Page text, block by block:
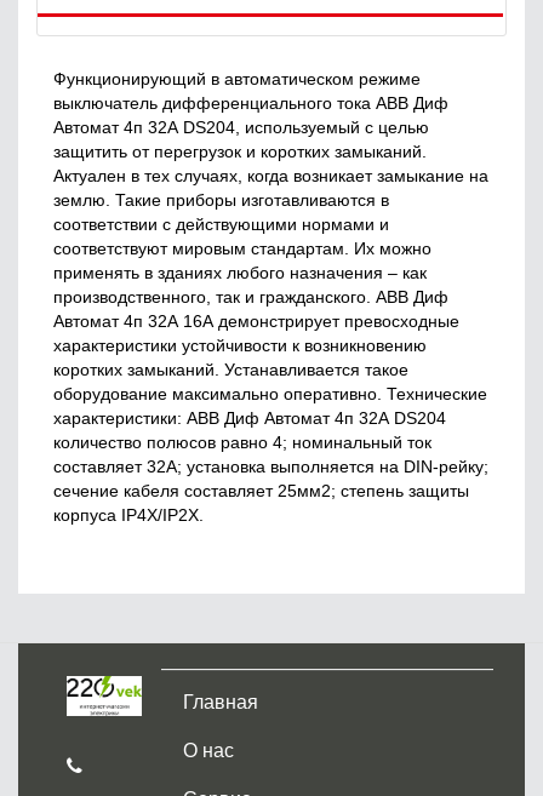
Функционирующий в автоматическом режиме
выключатель дифференциального тока ABB Диф
Автомат 4п 32А DS204, используемый с целью
защитить от перегрузок и коротких замыканий.
Актуален в тех случаях, когда возникает замыкание на
землю. Такие приборы изготавливаются в
соответствии с действующими нормами и
соответствуют мировым стандартам. Их можно
применять в зданиях любого назначения – как
производственного, так и гражданского. ABB Диф
Автомат 4п 32А 16А демонстрирует превосходные
характеристики устойчивости к возникновению
коротких замыканий. Устанавливается такое
оборудование максимально оперативно. Технические
характеристики: ABB Диф Автомат 4п 32А DS204
количество полюсов равно 4; номинальный ток
составляет 32А; установка выполняется на DIN-рейку;
сечение кабеля составляет 25мм2; степень защиты
корпуса IP4X/IP2X.
Главная
О нас